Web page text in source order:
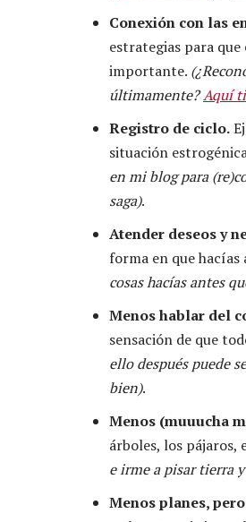
Conexión con las
estrategias para que
importante.
últimamente?Aquí
Registro de ciclo.
situación
en mi blog para
saga).
Atender deseos y
forma en que hacías
cosas hacías antes
Menos hablar del
sensación de que
ello después puede
bien).
Menos (muuucha
árboles, los
e irme a pisar tierra
Menos planes,